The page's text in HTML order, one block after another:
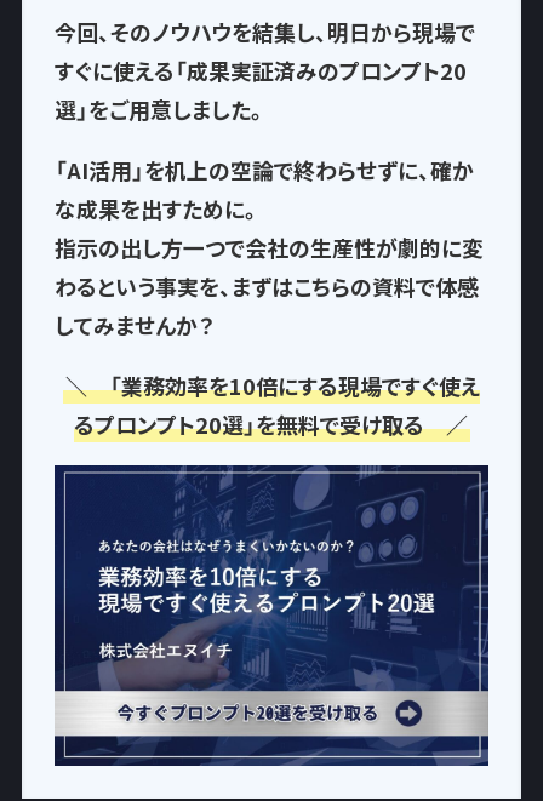
今回、そのノウハウを結集し、明日から現場で
すぐに使える「成果実証済みのプロンプト20
選」をご用意しました。
「AI活用」を机上の空論で終わらせずに、確か
な成果を出すために。
指示の出し方一つで会社の生産性が劇的に変
わるという事実を、まずはこちらの資料で体感
してみませんか？
＼ 「業務効率を10倍にする現場ですぐ使え
るプロンプト20選」を無料で受け取る ／